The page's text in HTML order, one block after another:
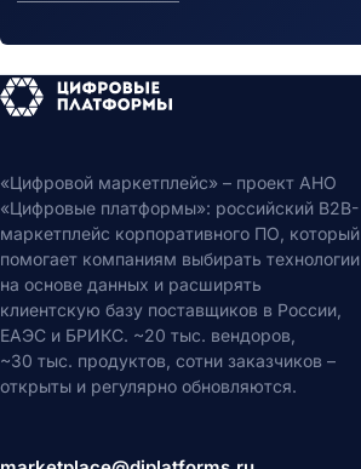
«Цифровой маркетплейс» – проект АНО
«Цифровые платформы»: российский B2B-
маркетплейс корпоративного ПО, который
помогает компаниям выбирать технологии
на основе данных и расширять
клиентскую базу поставщиков в России,
ЕАЭС и БРИКС. ~20 тыс. вендоров,
~30 тыс. продуктов, сотни заказчиков –
открыты и регулярно обновляются.